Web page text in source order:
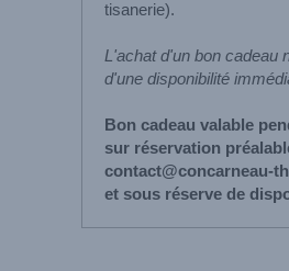
tisanerie).
L'achat d'un bon cadeau
d'une disponibilité
Bon cadeau valable
sur réservation
contact@concarneau-
et sous réserve de